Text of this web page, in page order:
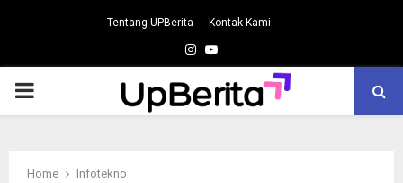
Tentang UPBerita Kontak Kami
Instagram
Youtube
PRIMARY
Home
Infotekno